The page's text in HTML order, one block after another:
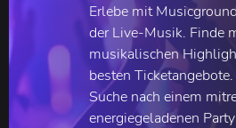
Erlebe mit
der Live-Musik. Finde
musikalischen
besten
Suche nach einem
energiegeladenen